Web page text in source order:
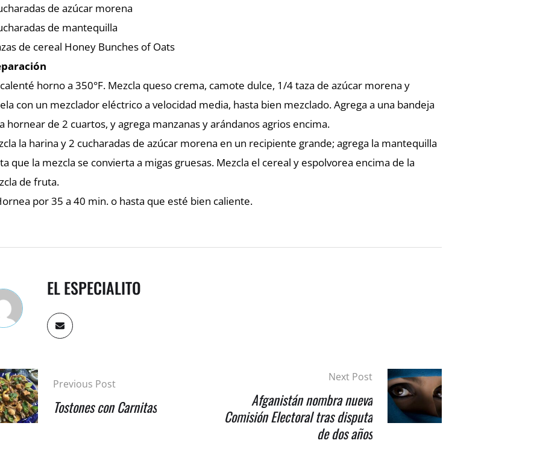
de azúcar morena
de mantequilla
de cereal Honey Bunches of Oats
horno a 350°F. Mezcla queso crema, camote dulce, 1/4 taza de azúcar morena y
con un mezclador eléctrico a velocidad media, hasta bien mezclado. Agrega a una bandeja
hornear de 2 cuartos, y agrega manzanas y arándanos agrios encima.
la harina y 2 cucharadas de azúcar morena en un recipiente grande; agrega la mantequilla
que la mezcla se convierta a migas gruesas. Mezcla el cereal y espolvorea encima de la
de fruta.
por 35 a 40 min. o hasta que esté bien caliente.
EL ESPECIALITO
Previous Post
Tostones con Carnitas
Next Post
Afganistán nombra nueva
Comisión Electoral tras disputa
de dos años